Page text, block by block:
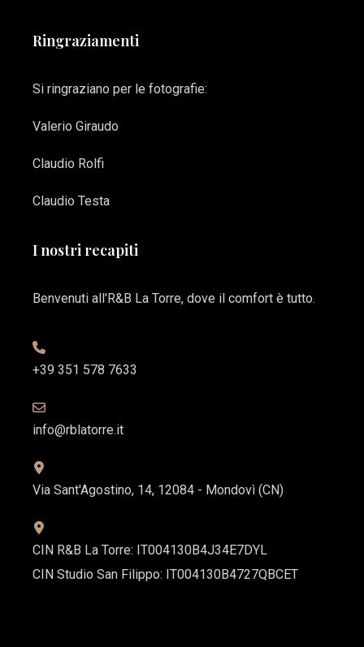
Ringraziamenti
Si ringraziano per le fotografie:
Valerio Giraudo
Claudio Rolfi
Claudio Testa
I nostri recapiti
Benvenuti all'R&B La Torre, dove il comfort è tutto.
+39 351 578 7633
info@rblatorre.it
Via Sant'Agostino, 14, 12084 - Mondovì (CN)
CIN R&B La Torre: IT004130B4J34E7DYL
CIN Studio San Filippo: IT004130B4727QBCET